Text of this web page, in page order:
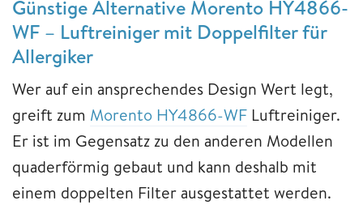
Günstige Alternative Morento HY4866-
WF – Luftreiniger mit Doppelfilter für
Allergiker
Wer auf ein ansprechendes Design Wert legt,
greift zum Morento HY4866-WF Luftreiniger.
Er ist im Gegensatz zu den anderen Modellen
quaderförmig gebaut und kann deshalb mit
einem doppelten Filter ausgestattet werden.